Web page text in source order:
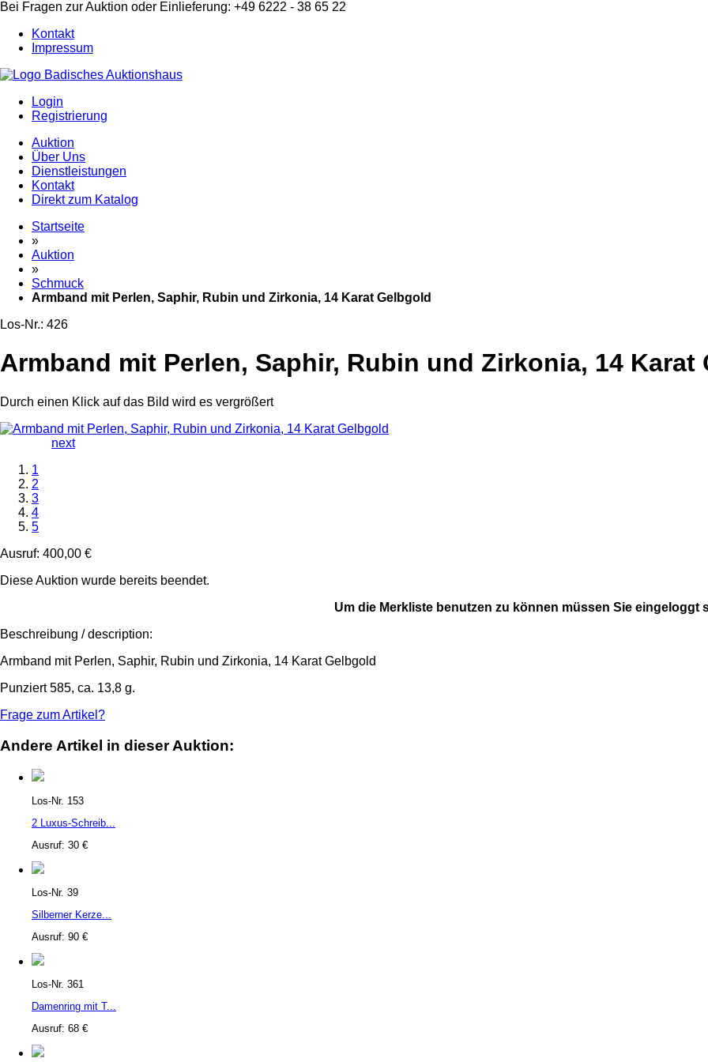
Bei Fragen zur Auktion oder Einlieferung: +49 6222 - 38 65 22
Kontakt
Impressum
Login
Registrierung
Auktion
Über Uns
Dienstleistungen
Kontakt
Direkt zum Katalog
Startseite
»
Auktion
»
Schmuck
Armband mit Perlen, Saphir, Rubin und Zirkonia, 14 Karat Gelbgold
Los-Nr.: 426
Armband mit Perlen, Saphir, Rubin und Zirkonia, 14 Karat
Durch einen Klick auf das Bild wird es vergrößert
next
1
2
3
4
5
Ausruf: 400,00 €
Diese Auktion wurde bereits beendet.
Um die Merkliste benutzen zu können müssen Sie eingeloggt
Beschreibung / description:
Armband mit Perlen, Saphir, Rubin und Zirkonia, 14 Karat Gelbgold
Punziert 585, ca. 13,8 g.
Frage zum Artikel?
Andere Artikel in dieser Auktion:
Los-Nr. 153
2 Luxus-Schreib...
Ausruf: 30 €
Los-Nr. 39
Silberner Kerze...
Ausruf: 90 €
Los-Nr. 361
Damenring mit T...
Ausruf: 68 €